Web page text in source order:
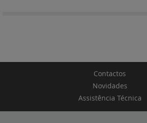
Contactos
Novidades
Assistência Técnica